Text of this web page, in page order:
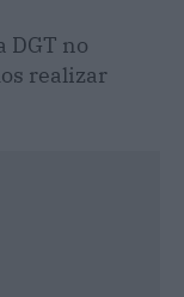
DGT no
realizar